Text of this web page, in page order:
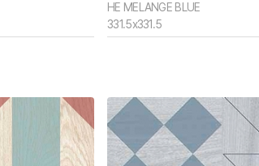
HE MELANGE BLUE
331.5x331.5